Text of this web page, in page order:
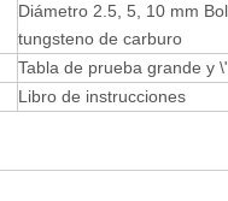
Diámetro 2.5, 5, 10 mm
tungsteno de carburo
Tabla de prueba grande y
Libro de instrucciones